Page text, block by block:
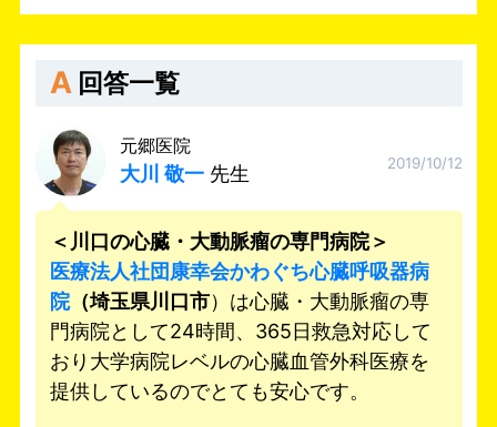
A 回答一覧
元郷医院
大川 敬一 先生 2019/10/12
＜川口の心臓・大動脈瘤の専門病院＞
医療法人社団康幸会かわぐち心臓呼吸器病
院（埼玉県川口市）は心臓・大動脈瘤の専
門病院として24時間、365日救急対応して
おり大学病院レベルの心臓血管外科医療を
提供しているのでとても安心です。